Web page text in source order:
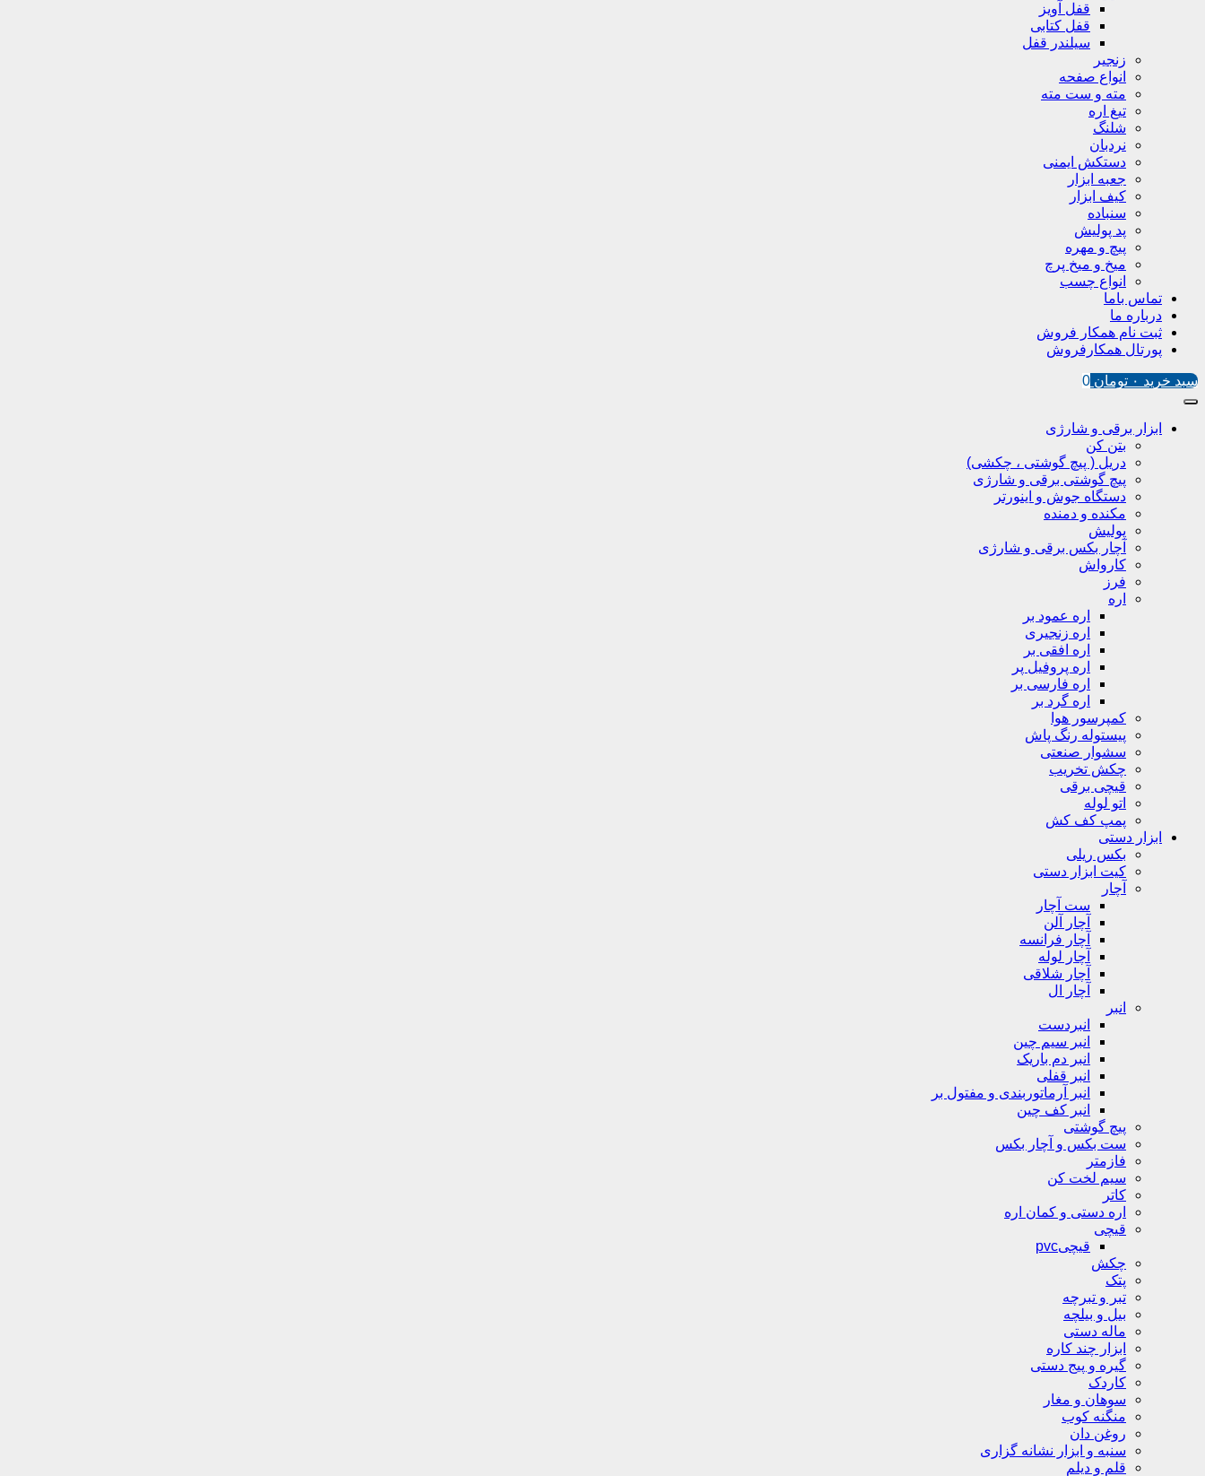
قفل آویز
قفل کتابی
سیلندر قفل
زنجیر
انواع صفحه
مته و ست مته
تیغ اره
شلنگ
نردبان
دستکش ایمنی
جعبه ابزار
کیف ابزار
سنباده
پد پولیش
پیچ و مهره
میخ و میخ پرچ
انواع چسب
تماس باما
درباره ما
ثبت نام همکار فروش
پورتال همکارفروش
سبد خرید ۰ تومان 0
ابزار برقی و شارژی
بتن کن
دریل ( پیچ گوشتی ، چکشی)
پیچ گوشتی برقی و شارژی
دستگاه جوش و اینورتر
مکنده و دمنده
پولیش
آچار بکس برقی و شارژی
کارواش
فرز
اره
اره عمود بر
اره زنجیری
اره افقی بر
اره پروفیل پر
اره فارسی بر
اره گرد بر
کمپرسور هوا
پیستوله رنگ پاش
سشوار صنعتی
چکش تخریب
قیچی برقی
اتو لوله
پمپ کف کش
ابزار دستی
بکس ریلی
کیت ابزار دستی
آچار
ست آچار
آچار آلن
آچار فرانسه
آچار لوله
آچار شلاقی
آچار ال
انبر
انبردست
انبر سیم چین
انبر دم باریک
انبر قفلی
انبر آرماتوربندی و مفتول بر
انبر کف چین
پیچ گوشتی
ست بکس و آچار بکس
فازمتر
سیم لخت کن
کاتر
اره دستی و کمان اره
قیچی
قیچیpvc
چکش
پتک
تبر و تبرچه
بیل و بیلچه
ماله دستی
ابزار چند کاره
گیره و پیج دستی
کاردک
سوهان و مغار
منگنه کوب
روغن دان
سنبه و ابزار نشانه گزاری
قلم و دیلم